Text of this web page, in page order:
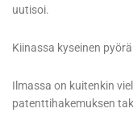
uutisoi.
Kiinassa kyseinen
Ilmassa on kuitenkin
patenttihakemuksen